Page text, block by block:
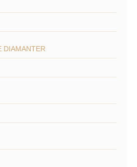
DIAMANTER